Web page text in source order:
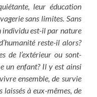
leur éducation
sans limites. Sans
individu est-il par nature
reste-il alors?
de l’extérieur ou sont-
un enfant? Il y est ainsi
ensemble, de survie
laissés à eux-mêmes, de